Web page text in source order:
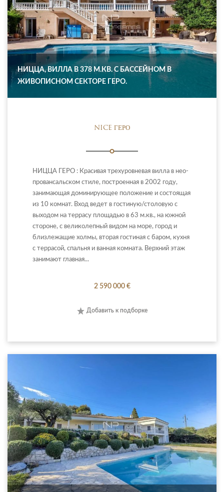
НИЦЦА, ВИЛЛА В 378 М.КВ. С БАССЕЙНОМ В
ЖИВОПИСНОМ СЕКТОРЕ ГЕРО.
NICE ГЕРО
НИЦЦА ГЕРО : Красивая трехуровневая вилла в нео-
провансальском стиле, построенная в 2002 году,
занимающая доминирующее положение и состоящая
из 10 комнат. Вход ведет в гостиную/столовую с
выходом на террасу площадью в 63 м.кв., на южной
стороне, с великолепный видом на море, город и
близлежащие холмы, вторая гостиная с баром, кухня
с террасой, спальня и ванная комната. Верхний этаж
занимают главная...
2 590 000 €
Добавить к подборке